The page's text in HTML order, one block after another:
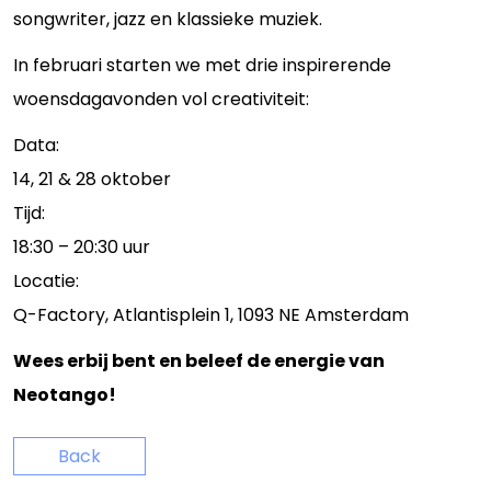
songwriter, jazz en klassieke muziek.
In februari starten we met drie inspirerende
woensdagavonden vol creativiteit:
Data:
14, 21 & 28 oktober
Tijd:
18:30 – 20:30 uur
Locatie:
Q-Factory, Atlantisplein 1, 1093 NE Amsterdam
Wees erbij bent en beleef de energie van
Neotango!
Back